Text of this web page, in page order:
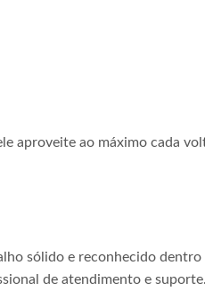
aproveite ao máximo cada
sólido e reconhecido
de atendimento e suporte.